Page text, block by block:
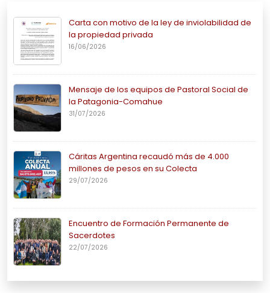
Carta con motivo de la ley de inviolabilidad de
la propiedad privada
16/06/2026
Mensaje de los equipos de Pastoral Social de
la Patagonia-Comahue
31/07/2026
Cáritas Argentina recaudó más de 4.000
millones de pesos en su Colecta
29/07/2026
Encuentro de Formación Permanente de
Sacerdotes
22/07/2026